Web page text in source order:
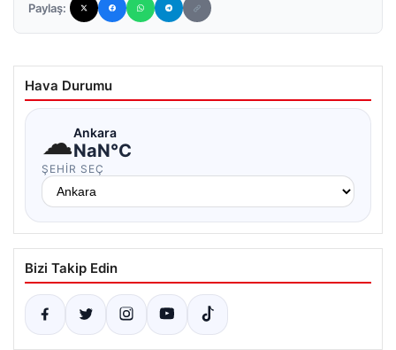
Paylaş:
Hava Durumu
☁Ankara
NaN°C
ŞEHIR SEÇ
Bizi Takip Edin